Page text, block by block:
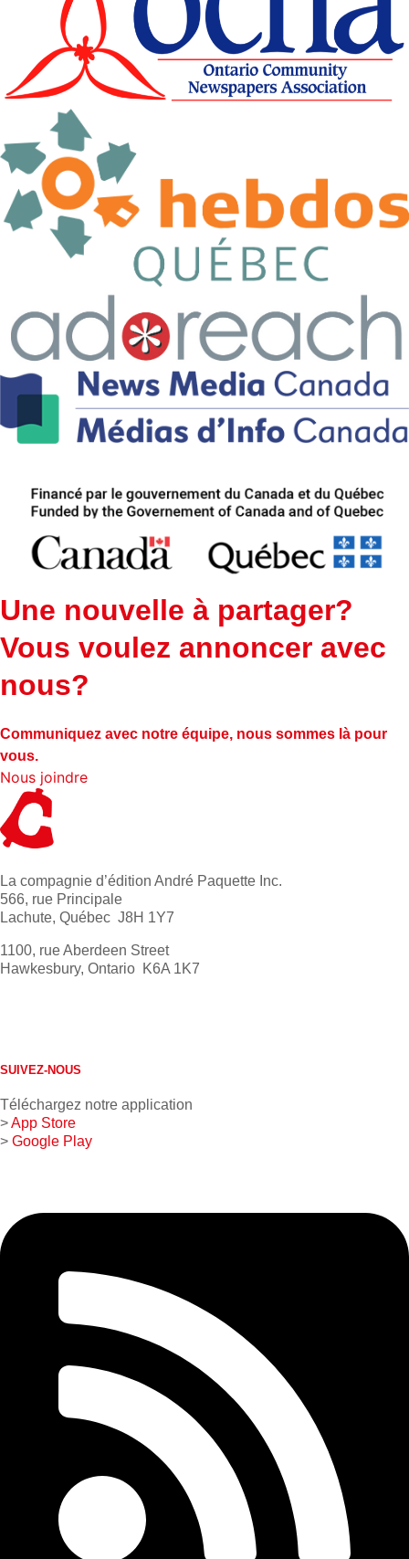
Une nouvelle à partager?
Vous voulez annoncer avec
nous?
Communiquez avec notre équipe, nous sommes là pour
vous.
Nous joindre
La compagnie d’édition André Paquette Inc.
566, rue Principale
Lachute, Québec J8H 1Y7
1100, rue Aberdeen Street
Hawkesbury, Ontario K6A 1K7
SUIVEZ-NOUS
Téléchargez notre application
>App Store
> Google Play